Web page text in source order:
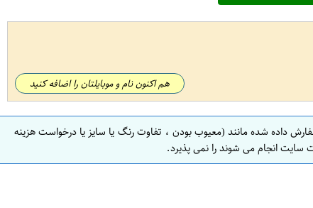
هم اکنون نام و موبایلتان را اضافه کنید
داده شده مانند (معیوب بودن ، تفاوت رنگ یا سایز یا درخواست هزینه
سایت انجام می شوند را نمی پذیرد.